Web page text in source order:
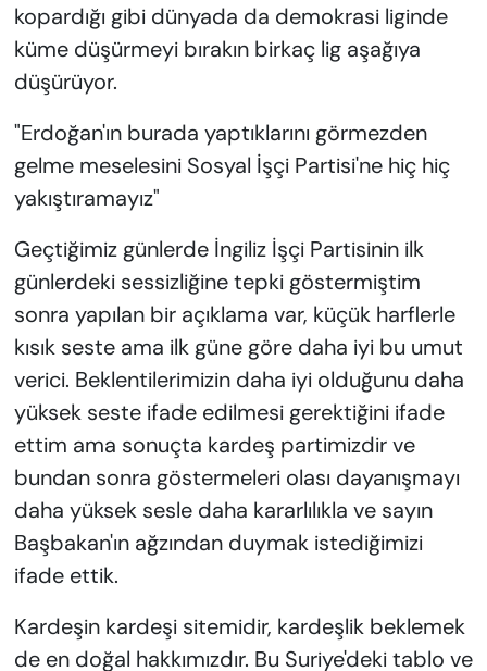
kopardığı gibi dünyada da demokrasi liginde
küme düşürmeyi bırakın birkaç lig aşağıya
düşürüyor.
"Erdoğan'ın burada yaptıklarını görmezden
gelme meselesini Sosyal İşçi Partisi'ne hiç hiç
yakıştıramayız"
Geçtiğimiz günlerde İngiliz İşçi Partisinin ilk
günlerdeki sessizliğine tepki göstermiştim
sonra yapılan bir açıklama var, küçük harflerle
kısık seste ama ilk güne göre daha iyi bu umut
verici. Beklentilerimizin daha iyi olduğunu daha
yüksek seste ifade edilmesi gerektiğini ifade
ettim ama sonuçta kardeş partimizdir ve
bundan sonra göstermeleri olası dayanışmayı
daha yüksek sesle daha kararlılıkla ve sayın
Başbakan'ın ağzından duymak istediğimizi
ifade ettik.
Kardeşin kardeşi sitemidir, kardeşlik beklemek
de en doğal hakkımızdır. Bu Suriye'deki tablo ve